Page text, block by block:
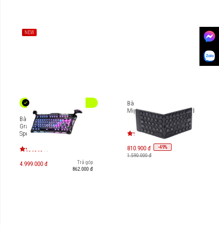
NEW
Bàn phím cơ Gaming
Gravastar Mercury K1 Pro
Special Edition [GS K1
PRO_BO_BLK / GS-K1 PRO-
4.999.000 đ
Trả góp
862.000 đ
Bàn phím gập không dây
Mipow Miffi Mini Slim-Fold
810.900 đ -49%
1.590.000 đ